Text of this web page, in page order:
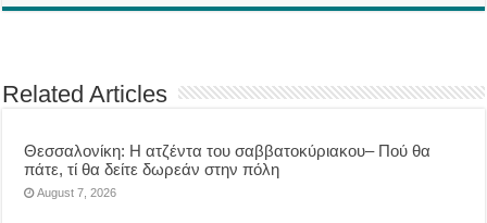
Related Articles
Θεσσαλονίκη: Η ατζέντα του σαββατοκύριακου– Πού θα
πάτε, τί θα δείτε δωρεάν στην πόλη
August 7, 2026